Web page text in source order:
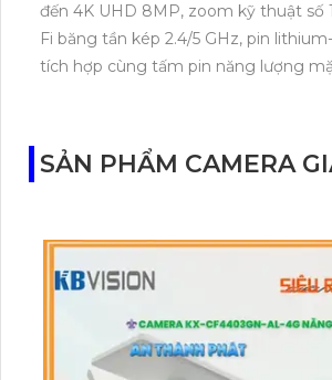
đến 4K UHD 8MP, zoom kỹ thuật số
Fi băng tần kép 2.4/5 GHz, pin
tích hợp cùng tấm pin năng lượng mặt
SẢN PHẨM CAMERA